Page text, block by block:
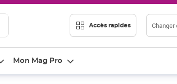
Accès rapides Changer
Mon Mag Pro